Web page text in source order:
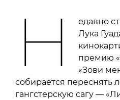
Н
едавно
Лука
премию
«Зови
собирается переснять
гангстерскую сагу —